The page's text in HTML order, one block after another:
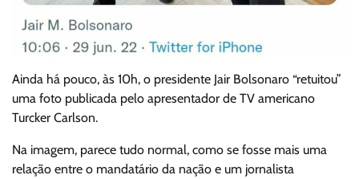
Ainda há pouco, às 10h, o presidente Jair Bolsonaro “retuitou”
uma foto publicada pelo apresentador de TV americano
Turcker Carlson.
Na imagem, parece tudo normal, como se fosse mais uma
relação entre o mandatário da nação e um jornalista